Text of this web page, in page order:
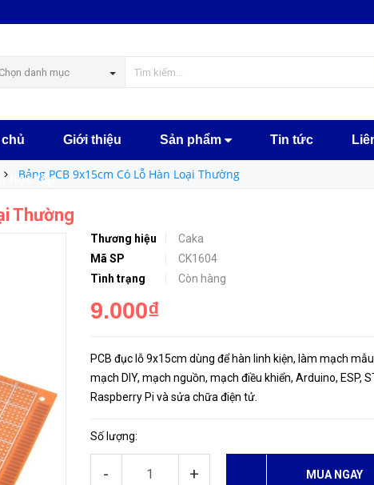
Chọn danh mục
Giới thiệu Sản phẩm Tin tức
học tập
Bảng PCB 9x15cm Có Lỗ Hàn Loại Thường
Thường
Thương hiệu
Caka
Mã SP
CK1604
Tình trạng
Còn hàng
9.000₫
PCB đục lỗ 9x15cm dùng để hàn linh kiện, làm mạch
mạch DIY, mạch nguồn, mạch điều khiển, Arduino, ESP,
Raspberry Pi và sửa chữa điện tử.
Số lượng:
- + MUA NGAY
MUA